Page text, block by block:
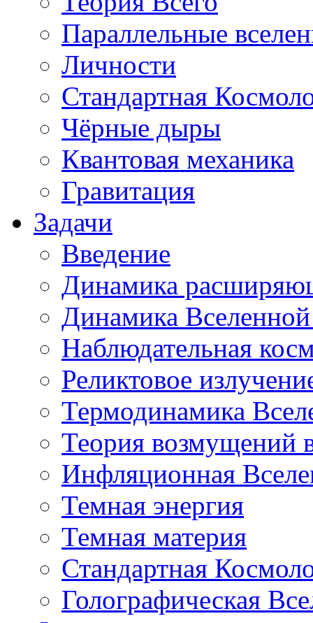
Параллельные
Личности
Стандартная
Чёрные дыры
Квантовая механика
Гравитация
Задачи
Введение
Динамика
Динамика
Наблюдательная
Реликтовое
Термодинамика
Теория возмущений
Инфляционная
Темная энергия
Темная материя
Стандартная
Голографическая